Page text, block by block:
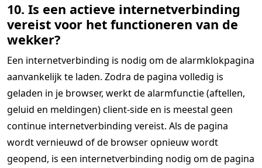
10. Is een actieve internetverbinding
vereist voor het functioneren van de
wekker?
Een internetverbinding is nodig om de alarmklokpagina
aanvankelijk te laden. Zodra de pagina volledig is
geladen in je browser, werkt de alarmfunctie (aftellen,
geluid en meldingen) client-side en is meestal geen
continue internetverbinding vereist. Als de pagina
wordt vernieuwd of de browser opnieuw wordt
geopend, is een internetverbinding nodig om de pagina